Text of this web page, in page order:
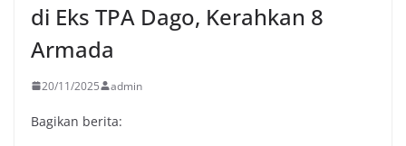
di Eks TPA Dago, Kerahkan 8
Armada
20/11/2025 admin
Bagikan berita: